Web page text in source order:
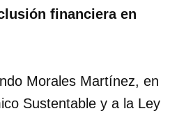
financiera en
Morales Martínez, en
Sustentable y a la Ley